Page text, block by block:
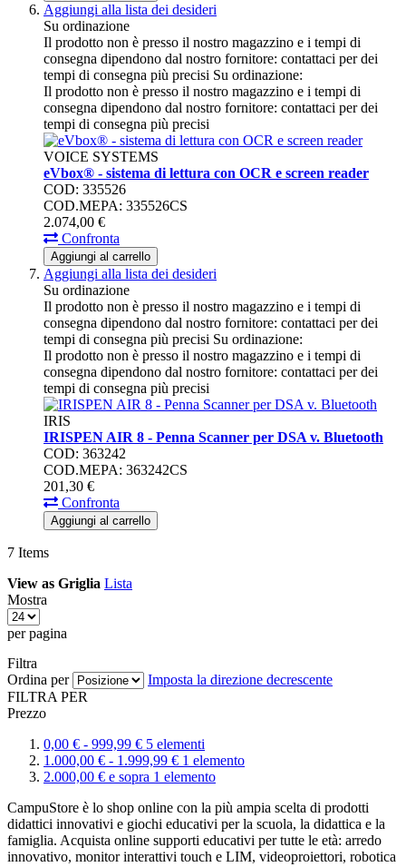
Aggiungi alla lista dei desideri
Su ordinazione
Il prodotto non è presso il nostro magazzino e i tempi di
consegna dipendono dal nostro fornitore: contattaci per dei
tempi di consegna più precisi Su ordinazione:
Il prodotto non è presso il nostro magazzino e i tempi di
consegna dipendono dal nostro fornitore: contattaci per dei
tempi di consegna più precisi
VOICE SYSTEMS
eVbox® - sistema di lettura con OCR e screen reader
COD: 335526
COD.MEPA: 335526CS
2.074,00 €
Confronta
Aggiungi al carrello
Aggiungi alla lista dei desideri
Su ordinazione
Il prodotto non è presso il nostro magazzino e i tempi di
consegna dipendono dal nostro fornitore: contattaci per dei
tempi di consegna più precisi Su ordinazione:
Il prodotto non è presso il nostro magazzino e i tempi di
consegna dipendono dal nostro fornitore: contattaci per dei
tempi di consegna più precisi
IRIS
IRISPEN AIR 8 - Penna Scanner per DSA v. Bluetooth
COD: 363242
COD.MEPA: 363242CS
201,30 €
Confronta
Aggiungi al carrello
7 Items
View as Griglia Lista
Mostra
per pagina
Filtra
Ordina per
Imposta la direzione decrescente
FILTRA PER
Prezzo
0,00 € - 999,99 € 5 elementi
1.000,00 € - 1.999,99 € 1 elemento
2.000,00 € e sopra 1 elemento
CampuStore è lo shop online con la più ampia scelta di prodotti
didattici innovativi e giochi educativi per la scuola, la didattica e la
famiglia. Acquista online supporti educativi per tutte le età: arredo
innovativo, monitor interattivi touch e LIM, videoproiettori, robotica